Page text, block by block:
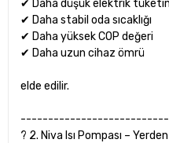
✔ Daha düşük elektrik
✔ Daha stabil oda sıcaklığı
✔ Daha yüksek COP değeri
✔ Daha uzun cihaz ömrü
elde edilir.
? 2. Niva Isı Pompası –